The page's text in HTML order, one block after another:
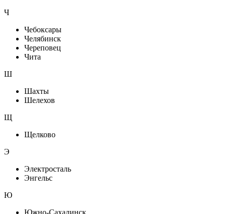
Ч
Чебоксары
Челябинск
Череповец
Чита
Ш
Шахты
Шелехов
Щ
Щелково
Э
Электросталь
Энгельс
Ю
Южно-Сахалинск